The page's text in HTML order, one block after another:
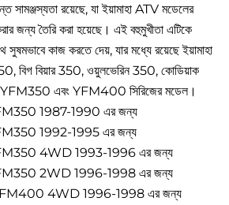
সামঞ্জস্যতা রয়েছে, যা ইয়ামাহা ATV মডেলের
জন্য তৈরি করা হয়েছে। এই বহুমুখীতা এটিকে
সুষমভাবে কাজ করতে দেয়, যার মধ্যে রয়েছে ইয়ামাহা
বিগ বিয়ার 350, ওয়ুলভেরিন 350, কোডিয়াক
এবং YFM400 সিরিজের মডেল।
1987-1990 এর জন্য
1992-1995 এর জন্য
YFM350 4WD 1993-1996 এর জন্য
YFM350 2WD 1996-1998 এর জন্য
YFM400 4WD 1996-1998 এর জন্য